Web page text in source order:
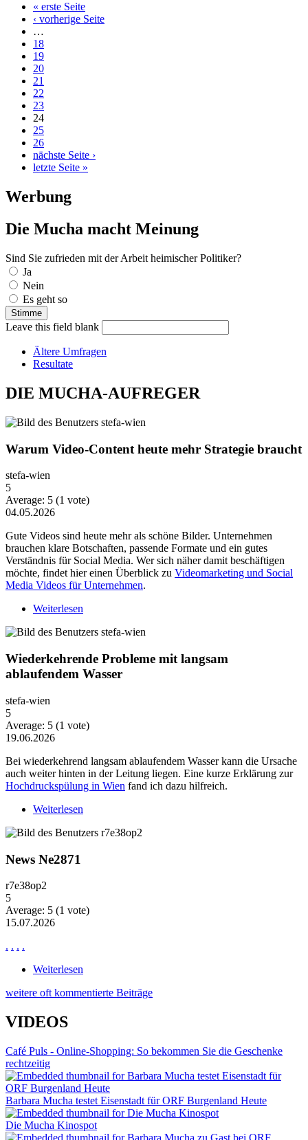
Seiten« erste Seite
‹ vorherige Seite
…
18
19
20
21
22
23
24
25
26
nächste Seite ›
letzte Seite »
Werbung
Die Mucha macht Meinung
Sind Sie zufrieden mit der Arbeit heimischer Politiker?
Auswahlmöglichkeiten
Ja
Nein
Es geht so
Leave this field blank
Ältere Umfragen
Resultate
DIE MUCHA-AUFREGER
Warum Video-Content heute mehr Strategie braucht
stefa-wien
5
Average: 5 (1 vote)
04.05.2026
Gute Videos sind heute mehr als schöne Bilder. Unternehmen
brauchen klare Botschaften, passende Formate und ein gutes
Verständnis für Social Media. Wer sich näher damit beschäftigen
möchte, findet hier einen Überblick zu Videomarketing und Social
Media Videos für Unternehmen.
Weiterlesen
Wiederkehrende Probleme mit langsam
ablaufendem Wasser
stefa-wien
5
Average: 5 (1 vote)
19.06.2026
Bei wiederkehrend langsam ablaufendem Wasser kann die Ursache
auch weiter hinten in der Leitung liegen. Eine kurze Erklärung zur
Hochdruckspülung in Wien fand ich dazu hilfreich.
Weiterlesen
News Ne2871
r7e38op2
5
Average: 5 (1 vote)
15.07.2026
. . . .
Weiterlesen
weitere oft kommentierte Beiträge
VIDEOS
Café Puls - Online-Shopping: So bekommen Sie die Geschenke
rechtzeitig
Barbara Mucha testet Eisenstadt für ORF Burgenland Heute
Die Mucha Kinospot